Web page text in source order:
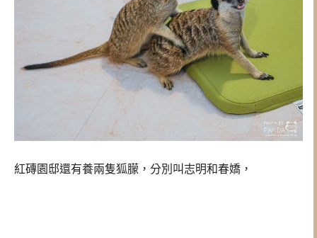
紅磚園邸還有養兩隻狐朦，分別叫志明和春嬌，